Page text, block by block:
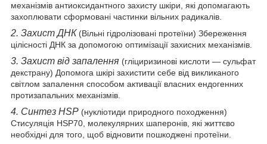
механізмів антиоксидантного захисту шкіри, які допомагають
захоплювати сформовані частинки вільних радикалів.
2. Захист ДНК (Вільні гідролізовані протеїни) Збереження
цілісності ДНК за допомогою оптимізації захисних механізмів.
3. Захист від запалення (гліциризинові кислоти — сульфат
декстрану) Допомога шкірі захистити себе від викликаного
світлом запалення способом активації власних ендогенних
протизапальних механізмів.
4. Синтез HSP (нукліотиди природного походження)
Стисуляція HSP70, молекулярних шаперонів, які життєво
необхідні для того, щоб відновити пошкоджені протеїни.